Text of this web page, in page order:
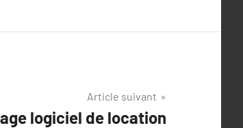
Article suivant
logiciel de location